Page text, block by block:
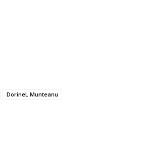
DorineL Munteanu